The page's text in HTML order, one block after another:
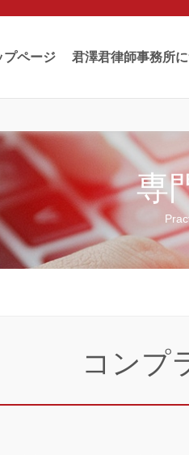
プページ 君澤君律師事務所
専
コンプ